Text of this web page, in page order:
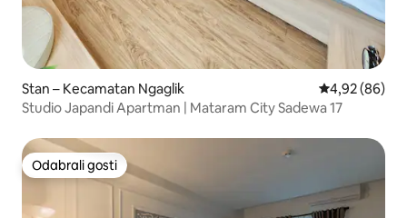
Stan – Kecamatan Ngaglik Prosječna
4,92 (86)
Studio Japandi Apartman | Mataram City Sadewa 17
Odabrali gosti
Odabrali gosti